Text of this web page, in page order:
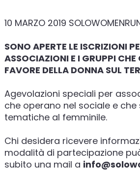
10 MARZO 2019
SONO APERTE LE ISCRIZIONI
ASSOCIAZIONI E I GRUPPI CHE
FAVORE DELLA DONNA SUL
Agevolazioni speciali per
che operano nel sociale e
tematiche al femminile.
Chi desidera ricevere
modalità di partecipazione
subito una mail a